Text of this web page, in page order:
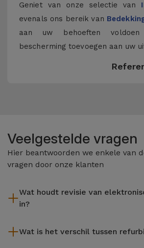
Geniet van onze selectie van
evenals ons bereik van
aan uw behoeften
bescherming toevoegen aan uw
Veelgestelde vragen
Hier beantwoorden we enkele van
vragen door onze klanten
Wat houdt revisie van
in?
reiniging, en niet te vergeten het
Wat is het verschil tussen